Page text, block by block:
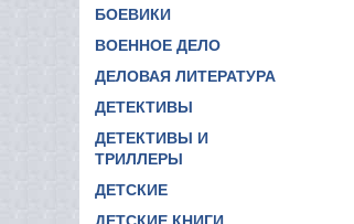
БОЕВИКИ
ВОЕННОЕ ДЕЛО
ДЕЛОВАЯ ЛИТЕРАТУРА
ДЕТЕКТИВЫ
ДЕТЕКТИВЫ И
ТРИЛЛЕРЫ
ДЕТСКИЕ